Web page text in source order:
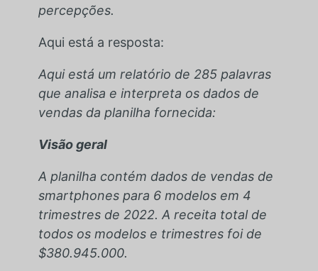
percepções.
Aqui está a resposta:
Aqui está um relatório de 285 palavras
que analisa e interpreta os dados de
vendas da planilha fornecida:
Visão geral
A planilha contém dados de vendas de
smartphones para 6 modelos em 4
trimestres de 2022. A receita total de
todos os modelos e trimestres foi de
$380.945.000.